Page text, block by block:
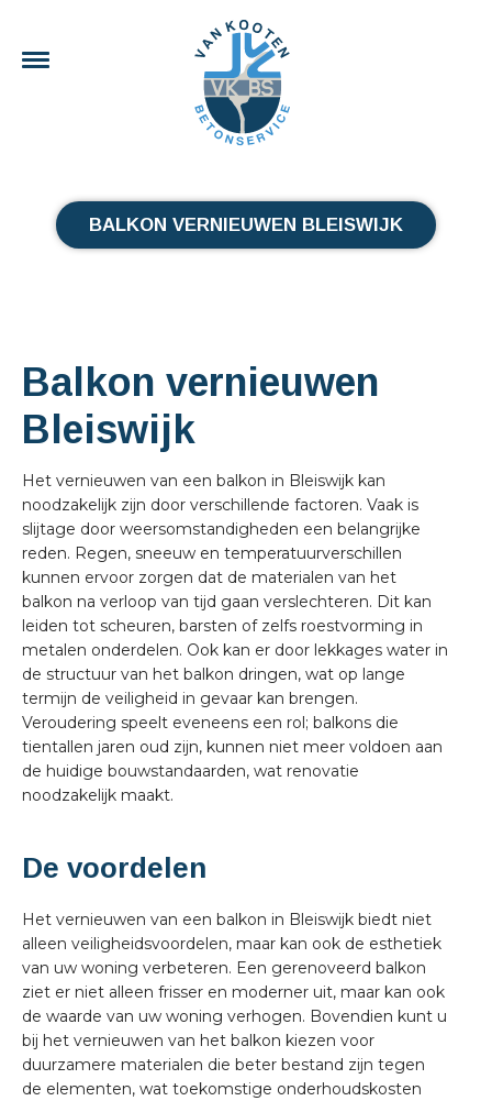
BALKON VERNIEUWEN BLEISWIJK
Balkon vernieuwen
Bleiswijk
Het vernieuwen van een balkon in Bleiswijk kan
noodzakelijk zijn door verschillende factoren. Vaak is
slijtage door weersomstandigheden een belangrijke
reden. Regen, sneeuw en temperatuurverschillen
kunnen ervoor zorgen dat de materialen van het
balkon na verloop van tijd gaan verslechteren. Dit kan
leiden tot scheuren, barsten of zelfs roestvorming in
metalen onderdelen. Ook kan er door lekkages water in
de structuur van het balkon dringen, wat op lange
termijn de veiligheid in gevaar kan brengen.
Veroudering speelt eveneens een rol; balkons die
tientallen jaren oud zijn, kunnen niet meer voldoen aan
de huidige bouwstandaarden, wat renovatie
noodzakelijk maakt.
De voordelen
Het vernieuwen van een balkon in Bleiswijk biedt niet
alleen veiligheidsvoordelen, maar kan ook de esthetiek
van uw woning verbeteren. Een gerenoveerd balkon
ziet er niet alleen frisser en moderner uit, maar kan ook
de waarde van uw woning verhogen. Bovendien kunt u
bij het vernieuwen van het balkon kiezen voor
duurzamere materialen die beter bestand zijn tegen
de elementen, wat toekomstige onderhoudskosten